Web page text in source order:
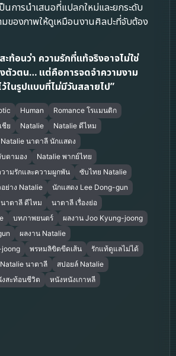
การนำเสนอที่แปลกใหม่และยกระดับ
มของภาพให้ดูเหมือนงานศิลปะที่จับต้อง
ท้อนว่า ความรักที่แท้จริงอาจไม่ใช่
ตัวตน… แต่คือการจดจำความงาม
ในรูปแบบที่ไม่มีวันสลายไป”
Human
Romance โรแมนติก
ชีย Natalie
Natalie ดีไหม
Natalie นาตาลี นักแสดง
ตามอง
Natalie พากย์ไทย
วามรักและความผูกพัน
ซับไทย Natalie
ย่าง Natalie
นักแสดง Lee Dong-gun
นาตาลี ดีไหม
นาตาลี เรื่องย่อ
บทภาพยนตร์
ผลงาน Joo Kyung-joong
ผลงาน Natalie
พรหมลิขิตขีดเส้น
รักแท้ดูแลไม่ได้
นาตาลี
สปอยล์ Natalie
สะท้อนชีวิต หนังหนังเกาหลี